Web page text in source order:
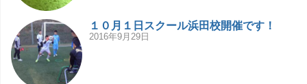
１０月１日スクール浜田校開催です！
2016年9月29日